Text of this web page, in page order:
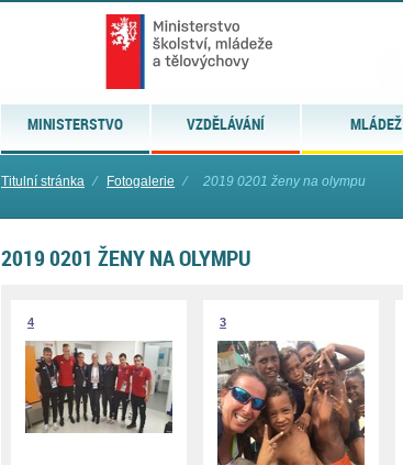
MINISTERSTVO VZDĚLÁVÁNÍ MLÁDEŽ
Titulní stránka ⁄ Fotogalerie ⁄ 2019 0201 ženy na olympu
2019 0201 ŽENY NA OLYMPU
4 3